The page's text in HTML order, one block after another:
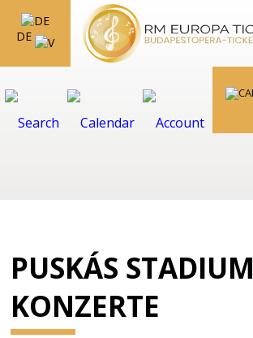
DE
PUSKÁS STADIUM
KONZERTE